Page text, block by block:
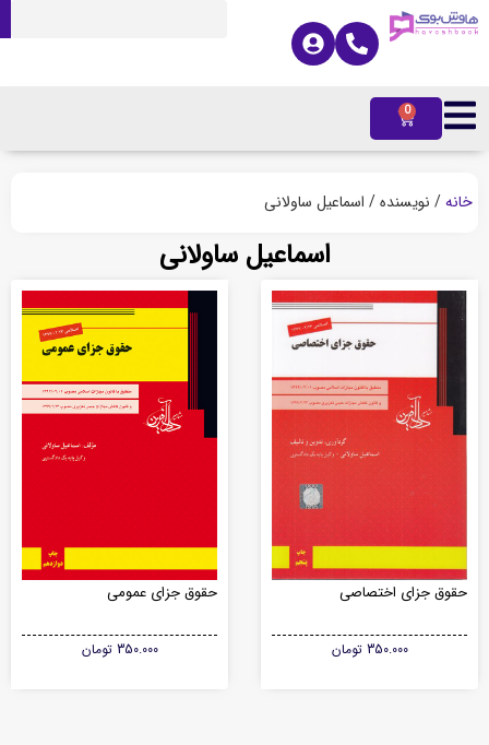
/ نویسنده / اسماعیل ساولانی
اسماعیل ساولانی
جزای اختصاصی
350.000 تومان
حقوق جزای عمومی
350.000 تومان